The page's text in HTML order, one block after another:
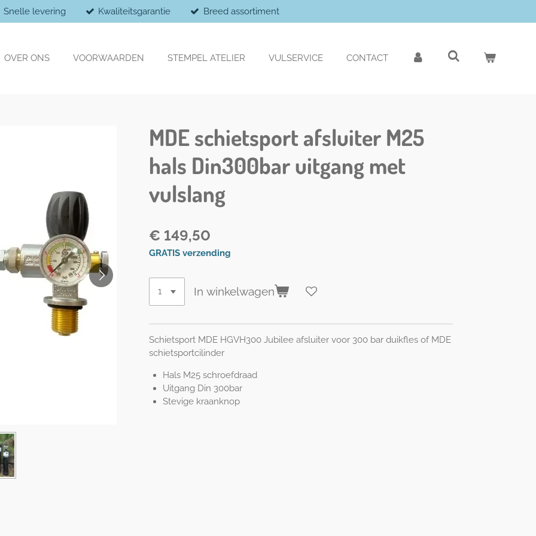
Snelle levering Kwaliteitsgarantie Breed assortiment
OVER ONS VOORWAARDEN STEMPEL ATELIER VULSERVICE CONTACT
MDE schietsport afsluiter M25
hals Din300bar uitgang met
vulslang
€ 149,50
GRATIS verzending
In winkelwagen
Schietsport MDE HGVH300 Jubilee afsluiter voor 300 bar duikfles of MDE
schietsportcilinder
Hals M25 schroefdraad
Uitgang Din 300bar
Stevige kraanknop